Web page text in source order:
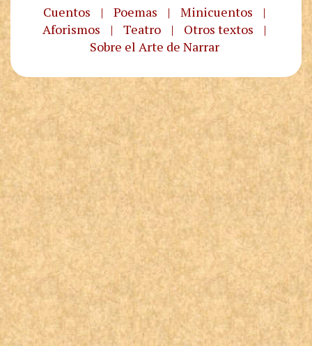
Cuentos | Poemas | Minicuentos
|
Aforismos
| Teatro | Otros textos
|
Sobre el Arte de Narrar